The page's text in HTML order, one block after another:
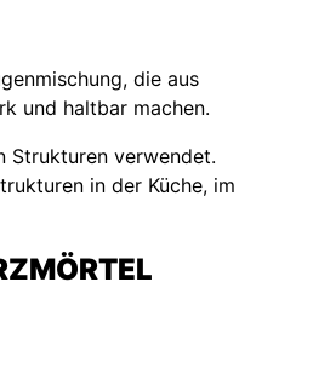
die aus
und haltbar machen.
Strukturen verwendet.
in der Küche, im